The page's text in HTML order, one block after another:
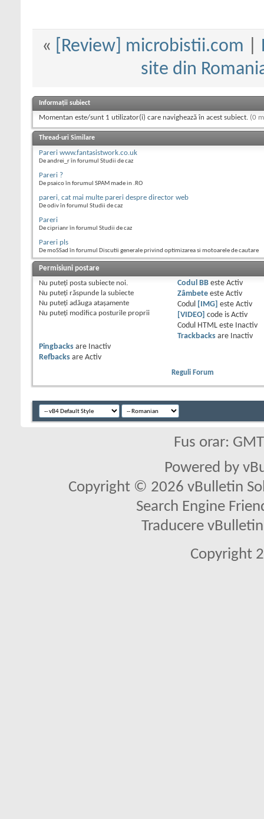
« [Review] microbistii.com
site din
Informații subiect
Momentan este/sunt 1 utilizator(i) care navighează în acest subiect. (0
Thread-uri Similare
Pareri www.fantasistwork.co.uk
De andrei_r în forumul Studii de caz
Pareri ?
De psaico în forumul SPAM made in .RO
pareri, cat mai multe pareri despre director web
De odiv în forumul Studii de caz
Pareri
De ciprianr în forumul Studii de caz
Pareri pls
De moSSad în forumul Discutii generale privind optimizarea si motoarele de cautare
Permisiuni postare
Nu puteţi posta subiecte noi.
Nu puteţi răspunde la subiecte
Nu puteţi adăuga ataşamente
Nu puteţi modifica posturile proprii
Codul BBeste Activ
Zâmbeteeste Activ
Codul
[IMG] este Activ
[VIDEO]
code is Activ
Codul HTML este
Inactiv
Trackbacksare
Inactiv
Pingbacks are
Inactiv
Refbacks are Activ
Reguli Forum
Fus orar:
Powered by
Copyright © 2026 vBulletin
Search Engine
Traducere
Copyright